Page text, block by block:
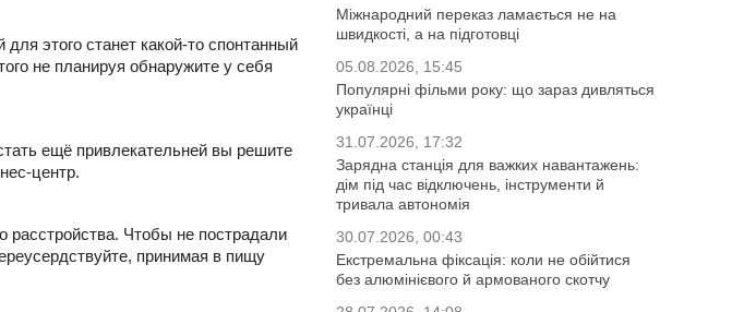
этого станет какой-то спонтанный
не планируя обнаружите у себя
ещё привлекательней вы решите
центр.
расстройства. Чтобы не пострадали
принимая в пищу
Міжнародний переказ ламається не на
швидкості, а на підготовці
05.08.2026, 15:45
Популярні фільми року: що зараз дивляться
українці
31.07.2026, 17:32
Зарядна станція для важких навантажень:
дім під час відключень, інструменти й
тривала автономія
30.07.2026, 00:43
Екстремальна фіксація: коли не обійтися
без алюмінієвого й армованого скотчу